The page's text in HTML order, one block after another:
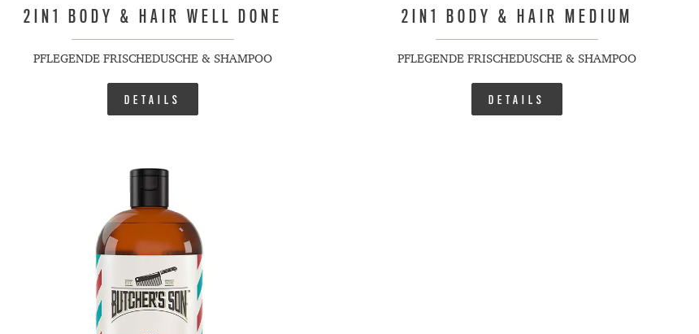
2IN1 BODY & HAIR WELL DONE
PFLEGENDE FRISCHEDUSCHE & SHAMPOO
DETAILS
2IN1 BODY & HAIR MEDIUM
PFLEGENDE FRISCHEDUSCHE & SHAMPOO
DETAILS